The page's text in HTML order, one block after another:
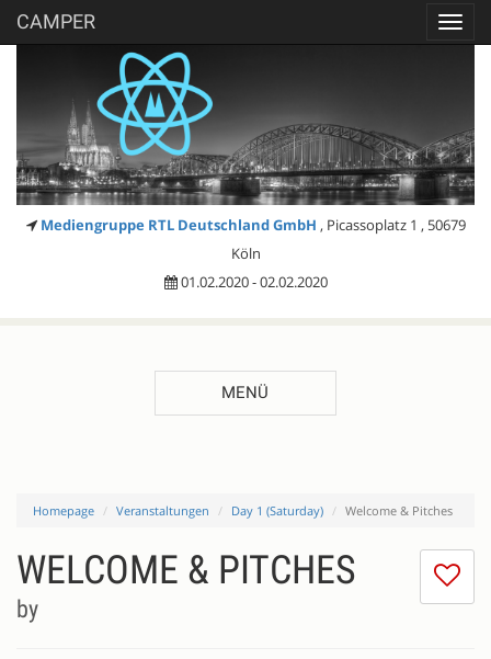
CAMPER
Mediengruppe RTL Deutschland GmbH , Picassoplatz 1 , 50679
Köln
01.02.2020 - 02.02.2020
MENÜ
Homepage Veranstaltungen Day 1 (Saturday) Welcome & Pitches
WELCOME & PITCHES
by